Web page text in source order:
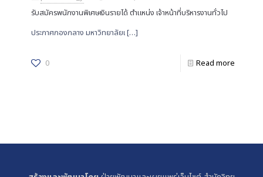
รับสมัครพนักงานพิเศษเงินรายได้ ตำแหน่ง เจ้าหน้าที่บริหารงานทั่วไป
ประกาศกองกลาง มหาวิทยาลัยเ[…]
0 Read more